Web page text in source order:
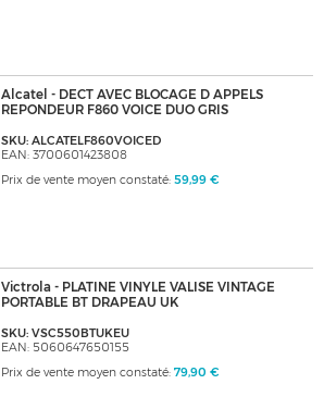
Alcatel - DECT AVEC BLOCAGE D APPELS
REPONDEUR F860 VOICE DUO GRIS
SKU: ALCATELF860VOICED
EAN: 3700601423808
Prix de vente moyen constaté: 59,99 €
Victrola - PLATINE VINYLE VALISE VINTAGE
PORTABLE BT DRAPEAU UK
SKU: VSC550BTUKEU
EAN: 5060647650155
Prix de vente moyen constaté: 79,90 €